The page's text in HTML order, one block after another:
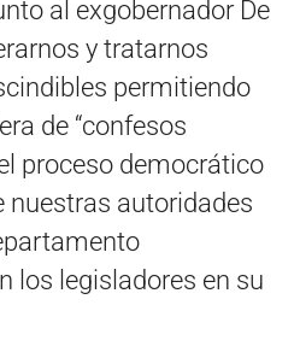
al exgobernador De
y tratarnos
permitiendo
de “confesos
proceso democrático
nuestras autoridades
los legisladores en su